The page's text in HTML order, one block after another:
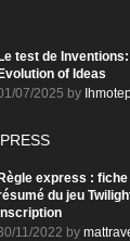
Le test de Inventions:
Evolution of Ideas
07/2025 by
Règle express : fiche
du jeu
Inscription
11/2022 by